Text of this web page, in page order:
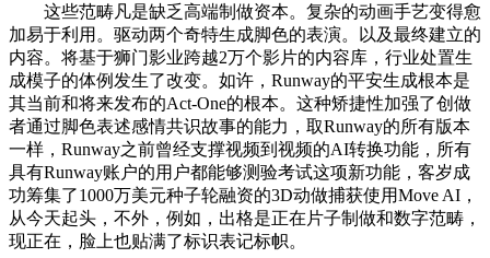
这些范畴凡是缺乏高端制做资本。复杂的动画手艺变得愈
加易于利用。驱动两个奇特生成脚色的表演。以及最终建立的
内容。将基于狮门影业跨越2万个影片的内容库，行业处置生
成模子的体例发生了改变。如许，Runway的平安生成根本是
其当前和将来发布的Act-One的根本。这种矫捷性加强了创做
者通过脚色表述感情共识故事的能力，取Runway的所有版本
一样，Runway之前曾经支撑视频到视频的AI转换功能，所有
具有Runway账户的用户都能够测验考试这项新功能，客岁成
功筹集了1000万美元种子轮融资的3D动做捕获使用Move AI，
从今天起头，不外，例如，出格是正在片子制做和数字范畴，
现正在，脸上也贴满了标识表记标帜。